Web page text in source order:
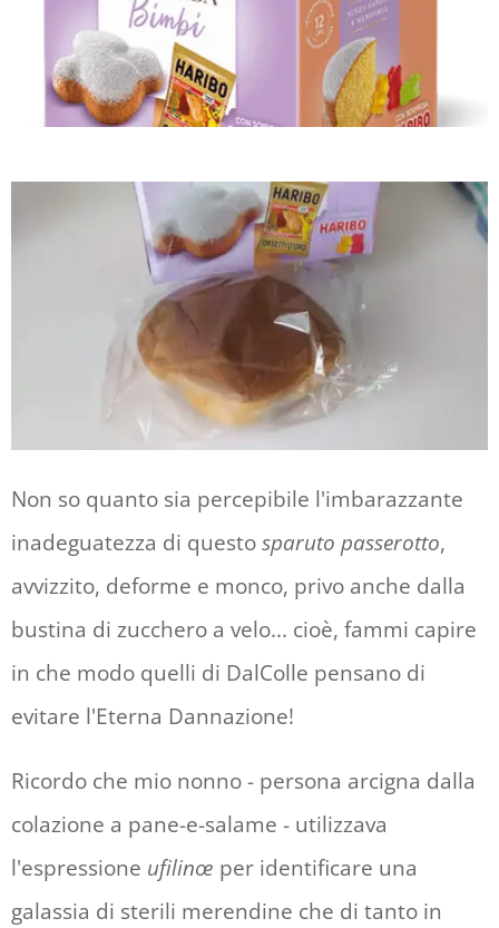
Non so quanto sia percepibile l'imbarazzante
inadeguatezza di questosparuto passerotto,
avvizzito, deforme e monco, privo anche dalla
bustina di zucchero a velo... cioè, fammi capire
in che modo quelli di DalColle pensano di
evitare l'Eterna Dannazione!
Ricordo che mio nonno - persona arcigna dalla
colazione a pane-e-salame - utilizzava
l'espressione ufilinœ per identificare una
galassia di sterili merendine che di tanto in